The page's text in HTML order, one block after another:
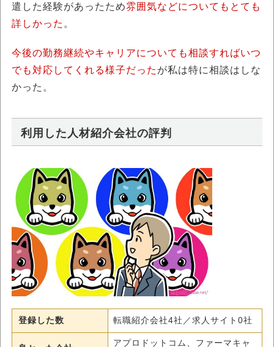
遣した経験があったため雰囲気などについてもとても
詳しかった 。
今後の勤務継続やキャリアについても相談すればいつ
でも対応してくれる様子だった が私は特に相談はしな
かった。
利用した人材紹介会社の評判
登録した数 転職紹介会社4社／求人サイト0社
アプロドットコム、ファーマキャ